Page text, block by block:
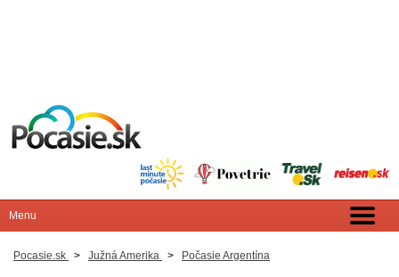
Pocasie.sk > Južná Amerika > Počasie Argentína